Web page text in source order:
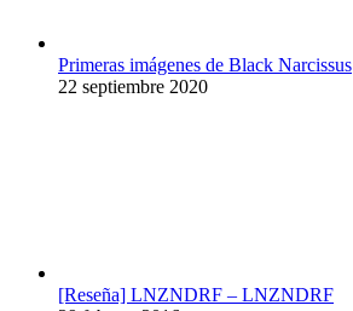
Primeras imágenes de Black Narcissus
22 septiembre 2020
[Reseña] LNZNDRF – LNZNDRF